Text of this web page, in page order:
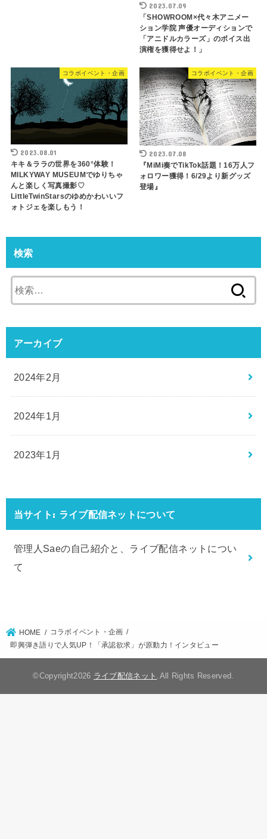
2023.07.09
「SHOWROOM×代々木アニメー
ション学院 声優オーディションで
「アニドルカラーズ」のボイス出
演権を獲得せよ！」
コラボイベント・企画
2023.08.01
キキ＆ララの世界を360°体験！
MILKYWAY MUSEUMでゆりちゃ
んと楽しく写真撮影♡
LittleTwinStarsのゆめかわいいフ
ォトジェを楽しもう！
コラボイベント・企画
2023.07.08
『MiMi奏でTikTok話題！16万人フ
ォロワー獲得！6/29より新グッズ
登場』
検索
索:
アーカイブ
2024年2月
2024年1月
2023年1月
当サイト: ライブ配信ネットについて
管理人Saeの自己紹介と、ライブ配信ネットについ
て
HOME
コラボイベント・企画
即興弾き語りで人気UP！「承認欲求」が原動力！インタビュー
©Copyright2026 ライブ配信ネット .All Rights Reserved.